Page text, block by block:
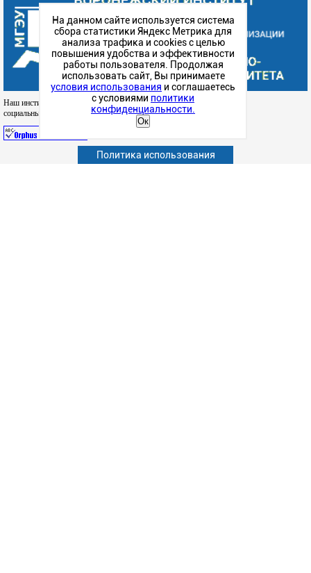
Наш институт в
социальных сетях
Абитуриенту
Политика использования
На данном сайте используется система
сбора статистики Яндекс Метрика для
анализа трафика и cookies с целью
повышения удобства и эффективности
работы пользователя. Продолжая
использовать сайт, Вы принимаете
условия использования и соглашаетесь
с условиями политики
конфиденциальности.
Ок